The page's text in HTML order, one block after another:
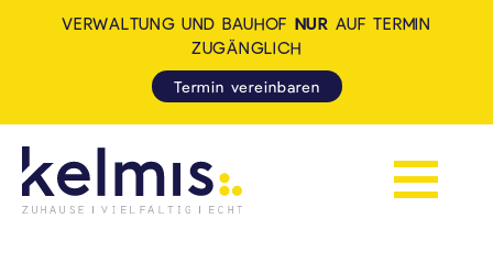
Navigation
VERWALTUNG UND BAUHOF NUR AUF TERMIN
ZUGÄNGLICH
Termin vereinbaren